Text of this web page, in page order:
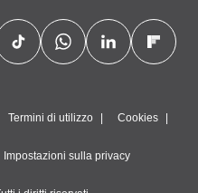
Termini di utilizzo Cookies
Impostazioni sulla privacy